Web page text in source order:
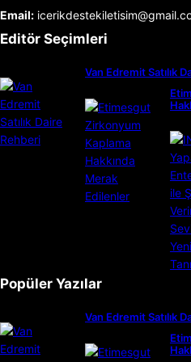
Email:
Editör Seçimleri
Van Edremit Satılık
Popüler Yazılar
Van Edremit Satılık